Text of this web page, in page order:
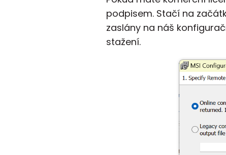
podpisem. Stačí na
zaslány na náš
stažení.